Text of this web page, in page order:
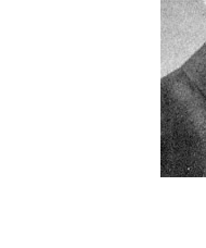
tabel penerapan teori
tabel kronik karya Gustav
penjelasan singkat untuk
tabel negara-negara yang
tabel mengenai
tabel mengenai 3 teori